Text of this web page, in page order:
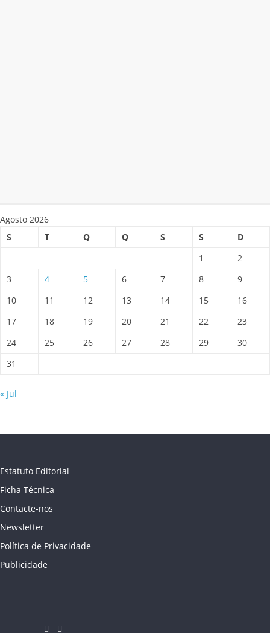
Agosto 2026
S
T Q Q S S
D
1
2
3
4 5 6 7 8
9
10
11 12 13 14 15
16
17
18 19 20 21 22
23
24
25 26 27 28 29
30
31
« Jul
Estatuto Editorial
Ficha Técnica
Contacte-nos
Newsletter
Política de Privacidade
Publicidade